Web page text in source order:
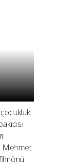
Mehmet